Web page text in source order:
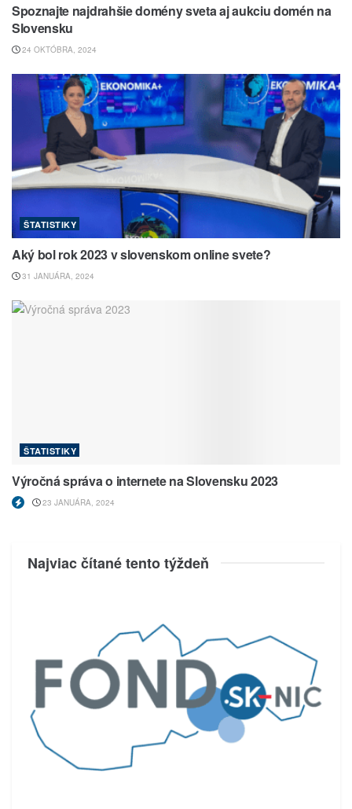
Spoznajte najdrahšie domény sveta aj aukciu domén na
Slovensku
24 OKTÓBRA, 2024
ŠTATISTIKY
Aký bol rok 2023 v slovenskom online svete?
31 JANUÁRA, 2024
ŠTATISTIKY
Výročná správa o internete na Slovensku 2023
23 JANUÁRA, 2024
Najviac čítané tento týždeň